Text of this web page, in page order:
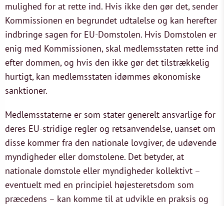
mulighed for at rette ind. Hvis ikke den gør det, sender
Kommissionen en begrundet udtalelse og kan herefter
indbringe sagen for EU-Domstolen. Hvis Domstolen er
enig med Kommissionen, skal medlemsstaten rette ind
efter dommen, og hvis den ikke gør det tilstrækkelig
hurtigt, kan medlemsstaten idømmes økonomiske
sanktioner.
Medlemsstaterne er som stater generelt ansvarlige for
deres EU-stridige regler og retsanvendelse, uanset om
disse kommer fra den nationale lovgiver, de udøvende
myndigheder eller domstolene. Det betyder, at
nationale domstole eller myndigheder kollektivt –
eventuelt med en principiel højesteretsdom som
præcedens – kan komme til at udvikle en praksis og